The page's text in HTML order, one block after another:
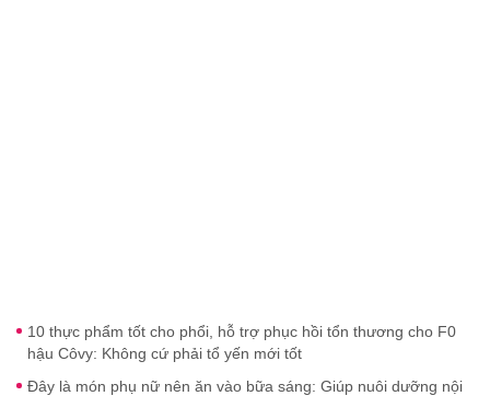
10 thực phẩm tốt cho phổi, hỗ trợ phục hồi tổn thương cho F0
hậu Côvy: Không cứ phải tổ yến mới tốt
Đây là món phụ nữ nên ăn vào bữa sáng: Giúp nuôi dưỡng nội